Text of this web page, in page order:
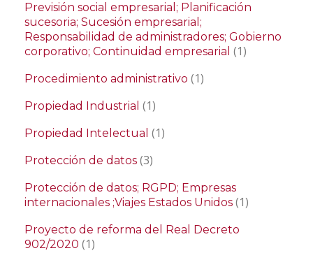
Previsión social empresarial; Planificación
sucesoria; Sucesión empresarial;
Responsabilidad de administradores; Gobierno
corporativo; Continuidad empresarial (1)
Procedimiento administrativo (1)
Propiedad Industrial (1)
Propiedad Intelectual (1)
Protección de datos (3)
Protección de datos; RGPD; Empresas
internacionales ;Viajes Estados Unidos (1)
Proyecto de reforma del Real Decreto
902/2020 (1)